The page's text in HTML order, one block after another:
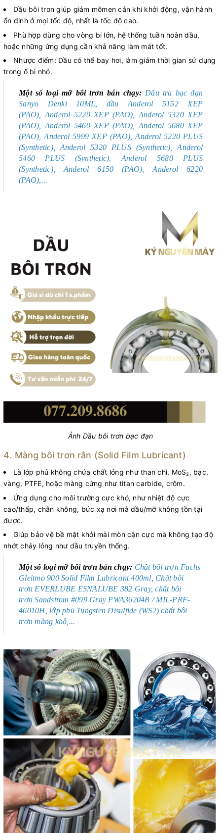
Dầu bôi trơn giúp giảm mômen cản khi khởi động, vận hành
ổn định ở mọi tốc độ, nhất là tốc độ cao.
Phù hợp dùng cho vòng bi lớn, hệ thống tuần hoàn dầu,
hoặc những ứng dụng cần khả năng làm mát tốt.
Nhược điểm: Dầu có thể bay hơi, làm giảm thời gian sử dụng
trong ổ bi nhỏ.
Một số loại mỡ bôi trơn bán chạy: Dầu tra bạc đạn
Sanyo Denki 10ML, dầu Anderol 5152 XEP
(PAO), Anderol 5220 XEP (PAO), Anderol 5320 XEP
(PAO), Anderol 5460 XEP (PAO), Anderol 5680 XEP
(PAO), Anderol 5999 XEP (PAO), Anderol 5220 PLUS
(Synthetic), Anderol 5320 PLUS (Synthetic), Anderol
5460 PLUS (Synthetic), Anderol 5680 PLUS
(Synthetic), Anderol 6150 (PAO), Anderol 6220
(PAO),...
Ảnh Dầu bôi trơn bạc đạn
4. Màng bôi trơn rắn (Solid Film Lubricant)
Là lớp phủ không chứa chất lỏng như than chì, MoS₂, bạc,
vàng, PTFE, hoặc màng cứng như titan carbide, crôm.
Ứng dụng cho môi trường cực khó, như nhiệt độ cực
cao/thấp, chân không, bức xạ nơi mà dầu/mỡ không tồn tại
được.
Giúp bảo vệ bề mặt khỏi mài mòn cận cực mà không tạo độ
nhớt chảy lỏng như dầu truyền thống.
Một số loại mỡ bôi trơn bán chạy: Chất bôi trơn Fuchs
Gleitmo 900 Solid Film Lubricant 400ml, Chất bôi
trơn EVERLUBE ESNALUBE 382 Gray, chất bôi
trơnSandstrom #099 Gray PWA36204B / MIL-PRF-
46010H, lớp phủ Tungsten Disulfide (WS2) chất bôi
trơn màng khô,...